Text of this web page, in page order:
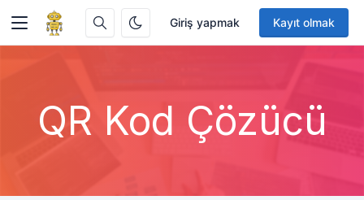
Giriş yapmak Kayıt olmak
QR Kod Çözücü